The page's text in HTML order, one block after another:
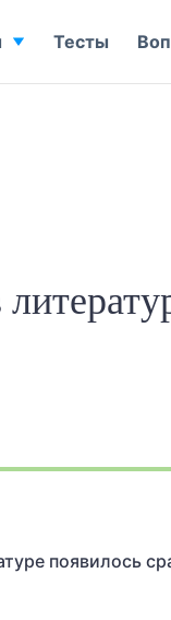
появилось
Тесты